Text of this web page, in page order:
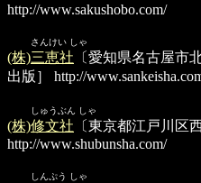
http://www.sakushobo.com/
さんけい しゃ
(株)三恵社 〔愛知県名古屋市
出版］
http://
しゅうぶん しゃ
(株)修文社 〔東京都江戸川区
http://www.shubunsha.com/
しんぷう しゃ